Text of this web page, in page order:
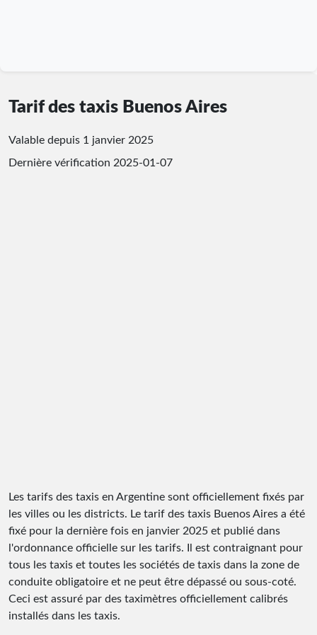
Tarif des taxis Buenos Aires
Valable depuis 1 janvier 2025
Dernière vérification 2025-01-07
Les tarifs des taxis en Argentine sont officiellement fixés par
les villes ou les districts. Le tarif des taxis Buenos Aires a été
fixé pour la dernière fois en janvier 2025 et publié dans
l'ordonnance officielle sur les tarifs. Il est contraignant pour
tous les taxis et toutes les sociétés de taxis dans la zone de
conduite obligatoire et ne peut être dépassé ou sous-coté.
Ceci est assuré par des taximètres officiellement calibrés
installés dans les taxis.